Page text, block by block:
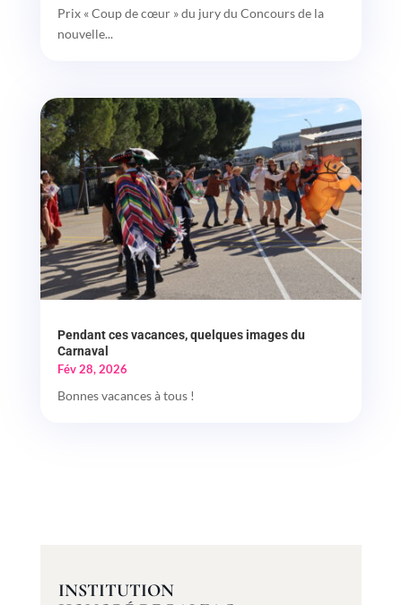
Prix « Coup de cœur » du jury du Concours de la
nouvelle...
Pendant ces vacances, quelques images du
Carnaval
Fév 28, 2026
Bonnes vacances à tous !
INSTITUTION